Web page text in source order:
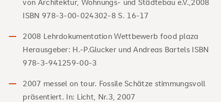
ISBN 978-3-00-024302-8 S. 16-17
2008 Lehrdokumentation Wettbewerb food plaza
Herausgeber: H.-P.Glucker und Andreas Bartels ISBN
978-3-941259-00-3
2007 messel on tour. Fossile Schätze stimmungsvoll
präsentiert. In: Licht, Nr.3, 2007